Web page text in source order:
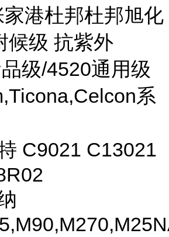
港杜邦杜邦旭化
候级 抗紫外
级/4520通用级
系
C9021 C13021